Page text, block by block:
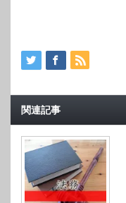
関連記事